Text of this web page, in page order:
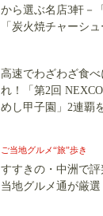
から選ぶ名店3軒－
「炭火焼チャーシ
高速でわざわざ食
れ！「第2回
めし甲子園」2連覇
ご当地グルメ“旅”歩き
すすきの・中洲で
当地グルメ通が厳選